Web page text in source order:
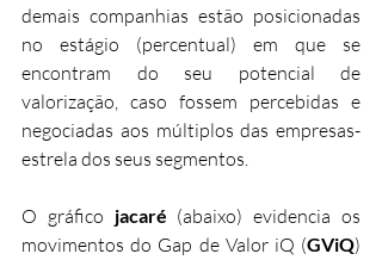
demais companhias estão posicionadas
no estágio (percentual) em que se
encontram do seu potencial de
valorização, caso fossem percebidas e
negociadas aos múltiplos das empresas-
estrela dos seus segmentos.
O gráfico jacaré (abaixo) evidencia os
movimentos do Gap de Valor iQ (GViQ)